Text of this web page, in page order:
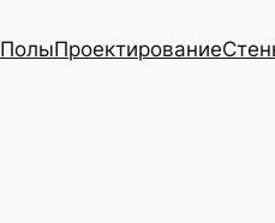
ПолыПроектирование